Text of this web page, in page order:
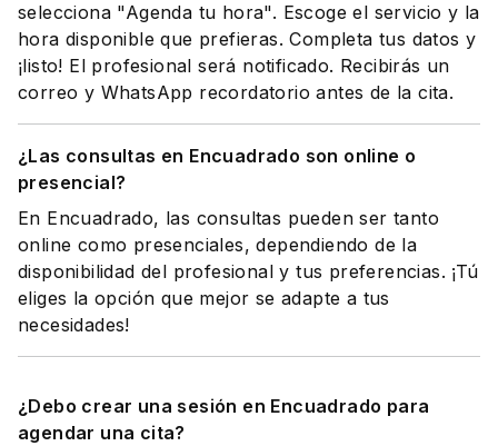
selecciona "Agenda tu hora". Escoge el servicio y la
hora disponible que prefieras. Completa tus datos y
¡listo! El profesional será notificado. Recibirás un
correo y WhatsApp recordatorio antes de la cita.
¿Las consultas en Encuadrado son online o
presencial?
En Encuadrado, las consultas pueden ser tanto
online como presenciales, dependiendo de la
disponibilidad del profesional y tus preferencias. ¡Tú
eliges la opción que mejor se adapte a tus
necesidades!
¿Debo crear una sesión en Encuadrado para
agendar una cita?